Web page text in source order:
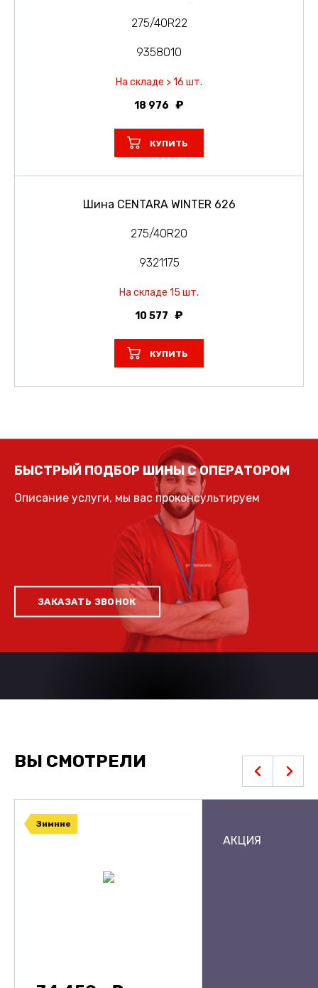
275/40R22
9358010
На складе > 16 шт.
18 976
КУПИТЬ
Шина CENTARA WINTER 626
275/40R20
9321175
На складе 15 шт.
10 577
КУПИТЬ
БЫСТРЫЙ ПОДБОР ШИНЫ С ОПЕРАТОРОМ
Описание услуги, мы вас проконсультируем
ЗАКАЗАТЬ ЗВОНОК
ВЫ СМОТРЕЛИ
Зимние
АКЦИЯ